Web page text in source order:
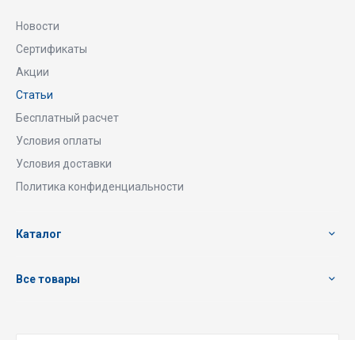
Новости
Сертификаты
Акции
Статьи
Бесплатный расчет
Условия оплаты
Условия доставки
Политика конфиденциальности
Каталог
Все товары